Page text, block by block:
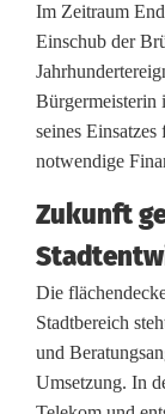
Im Zeitraum
Einschub der
Bürgermeisterin
seines
notwendige
Zukunft
Die
Stadtbereich
und
Umsetzung. In